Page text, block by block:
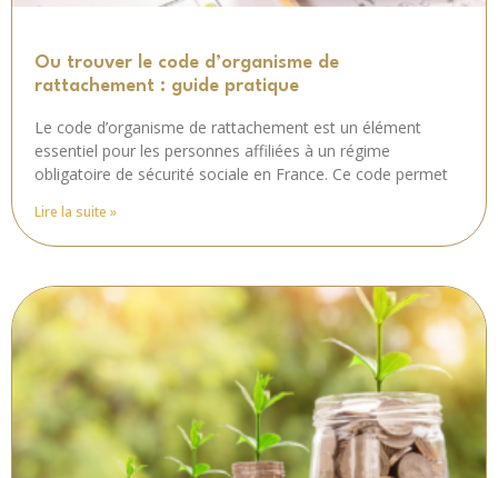
Ou trouver le code d’organisme de
rattachement : guide pratique
Le code d’organisme de rattachement est un élément
essentiel pour les personnes affiliées à un régime
obligatoire de sécurité sociale en France. Ce code permet
Lire la suite »